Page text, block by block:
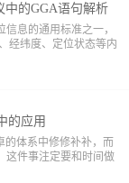
中的GGA语句解析
息的通用标准之一，
经纬度、定位状态等内
的应用
的体系中修修补补，而
这件事注定要和时间做